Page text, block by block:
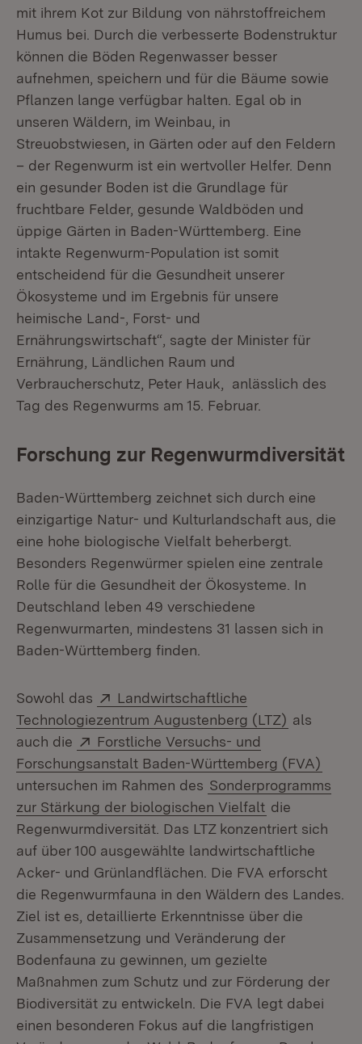
mit ihrem Kot zur Bildung von nährstoffreichem
Humus bei. Durch die verbesserte Bodenstruktur
können die Böden Regenwasser besser
aufnehmen, speichern und für die Bäume sowie
Pflanzen lange verfügbar halten. Egal ob in
unseren Wäldern, im Weinbau, in
Streuobstwiesen, in Gärten oder auf den Feldern
– der Regenwurm ist ein wertvoller Helfer. Denn
ein gesunder Boden ist die Grundlage für
fruchtbare Felder, gesunde Waldböden und
üppige Gärten in Baden-Württemberg. Eine
intakte Regenwurm-Population ist somit
entscheidend für die Gesundheit unserer
Ökosysteme und im Ergebnis für unsere
heimische Land-, Forst- und
Ernährungswirtschaft“, sagte der Minister für
Ernährung, Ländlichen Raum und
Verbraucherschutz, Peter Hauk, anlässlich des
Tag des Regenwurms am 15. Februar.
Forschung zur Regenwurmdiversität
Baden-Württemberg zeichnet sich durch eine
einzigartige Natur- und Kulturlandschaft aus, die
eine hohe biologische Vielfalt beherbergt.
Besonders Regenwürmer spielen eine zentrale
Rolle für die Gesundheit der Ökosysteme. In
Deutschland leben 49 verschiedene
Regenwurmarten, mindestens 31 lassen sich in
Baden-Württemberg finden.
Sowohl das Extern:
Landwirtschaftliche
Technologiezentrum Augustenberg (LTZ) (Öffnet in
als
auch die
Extern:
Forstliche Versuchs- und
Forschungsanstalt Baden-Württemberg (FVA)
untersuchen im Rahmen des Sonderprogramms
zur Stärkung der biologischen Vielfalt die
Regenwurmdiversität. Das LTZ konzentriert sich
auf über 100 ausgewählte landwirtschaftliche
Acker- und Grünlandflächen. Die FVA erforscht
die Regenwurmfauna in den Wäldern des Landes.
Ziel ist es, detaillierte Erkenntnisse über die
Zusammensetzung und Veränderung der
Bodenfauna zu gewinnen, um gezielte
Maßnahmen zum Schutz und zur Förderung der
Biodiversität zu entwickeln. Die FVA legt dabei
einen besonderen Fokus auf die langfristigen